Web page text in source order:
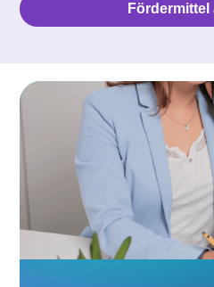
Fördermittel